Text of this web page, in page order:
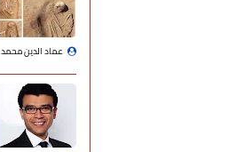
عماد الدين محمد